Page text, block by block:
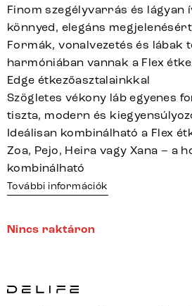
Finom szegélyvarrás és lágyan
könnyed, elegáns megjelenésért
Formák, vonalvezetés és lábak
harmóniában vannak a Flex
Edge étkezőasztalainkkal
Szögletes vékony láb egyenes
tiszta, modern és
Ideálisan kombinálható a Flex
Zoa, Pejo, Heira vagy Xana – a
kombinálható
További információk
Nincs raktáron